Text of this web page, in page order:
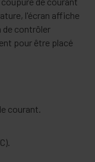
l'écran affiche
de contrôler
pour être placé
courant.